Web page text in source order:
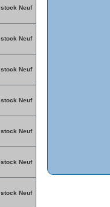
Neuf
Neuf
Neuf
Neuf
Neuf
Neuf
Neuf